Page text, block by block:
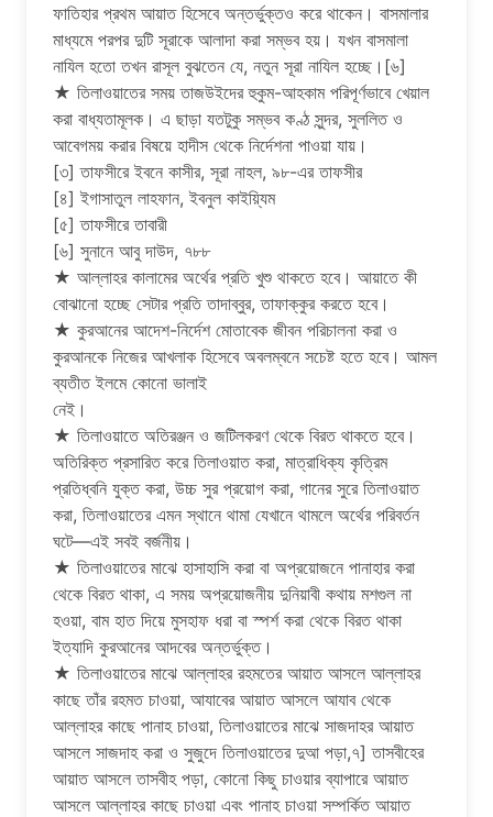
ফাতিহার প্রথম আয়াত হিসেবে অন্তর্ভুক্তও করে থাকেন। বাসমালার
মাধ্যমে পরপর দুটি সূরাকে আলাদা করা সম্ভব হয়। যখন বাসমালা
নাযিল হতো তখন রাসূল বুঝতেন যে, নতুন সূরা নাযিল হচ্ছে।[৬]
★ তিলাওয়াতের সময় তাজউইদের হুকুম-আহকাম পরিপূর্ণভাবে খেয়াল
করা বাধ্যতামূলক। এ ছাড়া যতটুকু সম্ভব কণ্ঠ সুন্দর, সুললিত ও
আবেগময় করার বিষয়ে হাদীস থেকে নির্দেশনা পাওয়া যায়।
[৩] তাফসীরে ইবনে কাসীর, সূরা নাহল, ৯৮-এর তাফসীর
[৪] ইগাসাতুল লাহফান, ইবনুল কাইয়্যিম
[৫] তাফসীরে তাবারী
[৬] সুনানে আবু দাউদ, ৭৮৮
★ আল্লাহর কালামের অর্থের প্রতি খুশু থাকতে হবে। আয়াতে কী
বোঝানো হচ্ছে সেটার প্রতি তাদাব্বুর, তাফাক্কুর করতে হবে।
★ কুরআনের আদেশ-নির্দেশ মোতাবেক জীবন পরিচালনা করা ও
কুরআনকে নিজের আখলাক হিসেবে অবলম্বনে সচেষ্ট হতে হবে। আমল
ব্যতীত ইলমে কোনো ভালাই
নেই।
★ তিলাওয়াতে অতিরঞ্জন ও জটিলকরণ থেকে বিরত থাকতে হবে।
অতিরিক্ত প্রসারিত করে তিলাওয়াত করা, মাত্রাধিক্য কৃত্রিম
প্রতিধ্বনি যুক্ত করা, উচ্চ সুর প্রয়োগ করা, গানের সুরে তিলাওয়াত
করা, তিলাওয়াতের এমন স্থানে থামা যেখানে থামলে অর্থের পরিবর্তন
ঘটে—এই সবই বর্জনীয়।
★ তিলাওয়াতের মাঝে হাসাহাসি করা বা অপ্রয়োজনে পানাহার করা
থেকে বিরত থাকা, এ সময় অপ্রয়োজনীয় দুনিয়াবী কথায় মশগুল না
হওয়া, বাম হাত দিয়ে মুসহাফ ধরা বা স্পর্শ করা থেকে বিরত থাকা
ইত্যাদি কুরআনের আদবের অন্তর্ভুক্ত।
★ তিলাওয়াতের মাঝে আল্লাহর রহমতের আয়াত আসলে আল্লাহর
কাছে তাঁর রহমত চাওয়া, আযাবের আয়াত আসলে আযাব থেকে
আল্লাহর কাছে পানাহ চাওয়া, তিলাওয়াতের মাঝে সাজদাহর আয়াত
আসলে সাজদাহ করা ও সুজুদে তিলাওয়াতের দুআ পড়া,৭] তাসবীহের
আয়াত আসলে তাসবীহ পড়া, কোনো কিছু চাওয়ার ব্যাপারে আয়াত
আসলে আল্লাহর কাছে চাওয়া এবং পানাহ চাওয়া সম্পর্কিত আয়াত